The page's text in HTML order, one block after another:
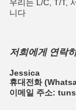
우리는 L/C, T/T,
니다
저희에게 연락
Jessica
휴대전화
이메일 주소: